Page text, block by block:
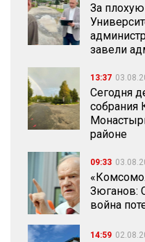
За
завели
13:37
Сегодня
собрания
районе
09:33
Зюганов:
война
14:59